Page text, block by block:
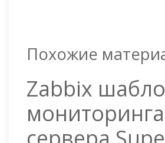
Похожие
Zabbix
мониторинга